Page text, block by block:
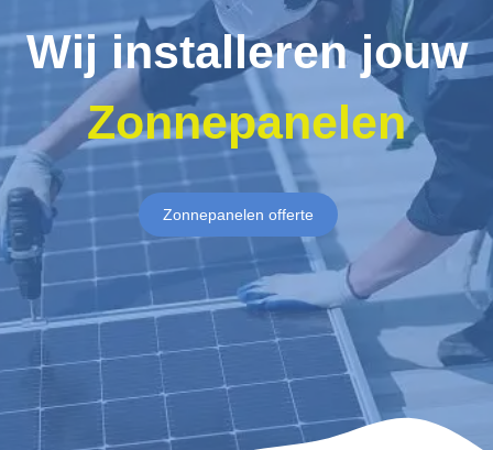
Wij installeren jouw
Zonnepanelen
Zonnepanelen offerte